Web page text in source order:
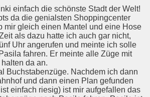
einfach die schönste Stadt der Welt!
da die genialsten Shoppingcenter
mir gleich einen Mantel und eine Hose
als dazu hatte ich auch gar nicht,
Uhr angerufen und meinte ich solle
fahren. Er meinte alle Züge mit
da an.
Buchstabenzüge. Nachdem ich dann
und dann einen Plan gefunden
einfach riesig) ist mir aufgefallen das